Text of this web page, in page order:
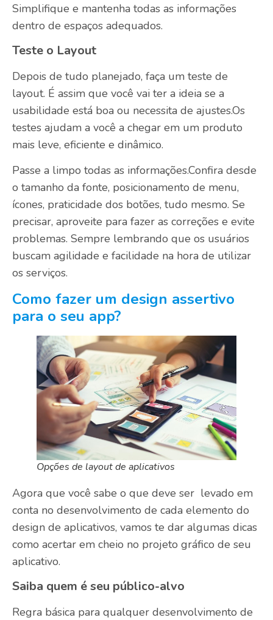
Simplifique e mantenha todas as informações
dentro de espaços adequados.
Teste o Layout
Depois de tudo planejado, faça um teste de
layout. É assim que você vai ter a ideia se a
usabilidade está boa ou necessita de ajustes.Os
testes ajudam a você a chegar em um produto
mais leve, eficiente e dinâmico.
Passe a limpo todas as informações.Confira desde
o tamanho da fonte, posicionamento de menu,
ícones, praticidade dos botões, tudo mesmo. Se
precisar, aproveite para fazer as correções e evite
problemas. Sempre lembrando que os usuários
buscam agilidade e facilidade na hora de utilizar
os serviços.
Como fazer um design assertivo
para o seu app?
Opções de layout de aplicativos
Agora que você sabe o que deve ser levado em
conta no desenvolvimento de cada elemento do
design de aplicativos, vamos te dar algumas dicas
como acertar em cheio no projeto gráfico de seu
aplicativo.
Saiba quem é seu público-alvo
Regra básica para qualquer desenvolvimento de